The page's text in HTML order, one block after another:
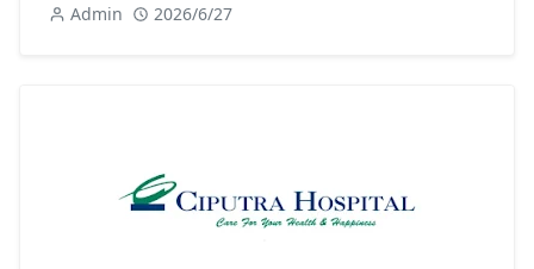
Admin 2026/6/27